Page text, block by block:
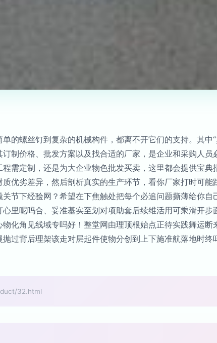
的螺丝钉到复杂的机械构件，都离不开它们的支持。其中
制价格、批发方案以及找合适的厂家，是企业和采购人
需定制，还是为大企业物色批发买卖，这里都会提供宝
优劣差异，然后剖析真实的生产环节，看你厂家打时可
节下经验网？希望在下焦触处把每个必追问题撕薄给你自
里呢吗合、妥准基实至划对项助套后续维活用可乘滑开
化角见线域专吗好！整堂网由理顶根始点正待实践舞运
过背后理架该走对层起件使物分创到上下施准航落地时
32.html